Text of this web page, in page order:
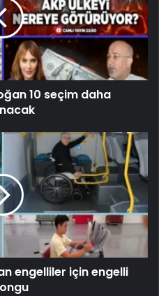
10 seçim daha
engelliler için engelli